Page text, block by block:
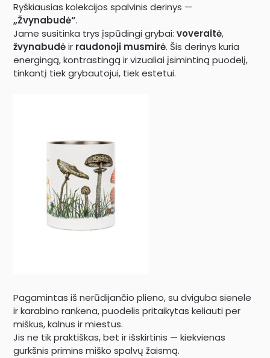
Ryškiausias kolekcijos spalvinis derinys —
„Žvynabudė“.
Jame susitinka trys įspūdingi grybai:voveraitė,
žvynabudėir raudonoji musmirė. Šis derinys kuria
energingą, kontrastingą ir vizualiai įsimintiną puodelį,
tinkantį tiek grybautojui, tiek estetui.
Pagamintas iš nerūdijančio plieno, su dviguba sienele
ir karabino rankena, puodelis pritaikytas keliauti per
miškus, kalnus ir miestus.
Jis ne tik praktiškas, bet ir išskirtinis — kiekvienas
gurkšnis primins miško spalvų žaismą.